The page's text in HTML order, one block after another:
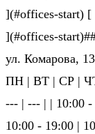
](#offices-start) [
](#offices-
ул. Комарова,
ПН | ВТ | СР |
--- | --- | | 10:00 -
10:00 - 19:00 |